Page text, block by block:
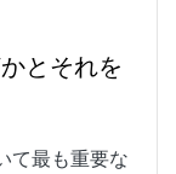
とそれを
て最も重要な